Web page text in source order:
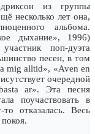
из группы
несколько лет она,
альбома.
дыхание», 1996)
поп-дуэта
песен, в том
mig alltid», «Aven en
очередной
ar». Эта песня
поучаствовать в
отказалась. Весь